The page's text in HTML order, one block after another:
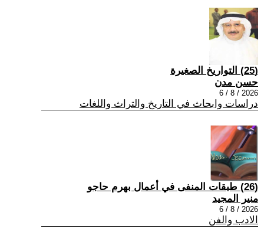
(25) التواريخ الصغيرة
حسن مدن
2026 / 8 / 6
دراسات وابحاث في التاريخ والتراث واللغات
(26) طبقات المنفى في أعمال بهرم حاجو
منير المجيد
2026 / 8 / 6
الادب والفن